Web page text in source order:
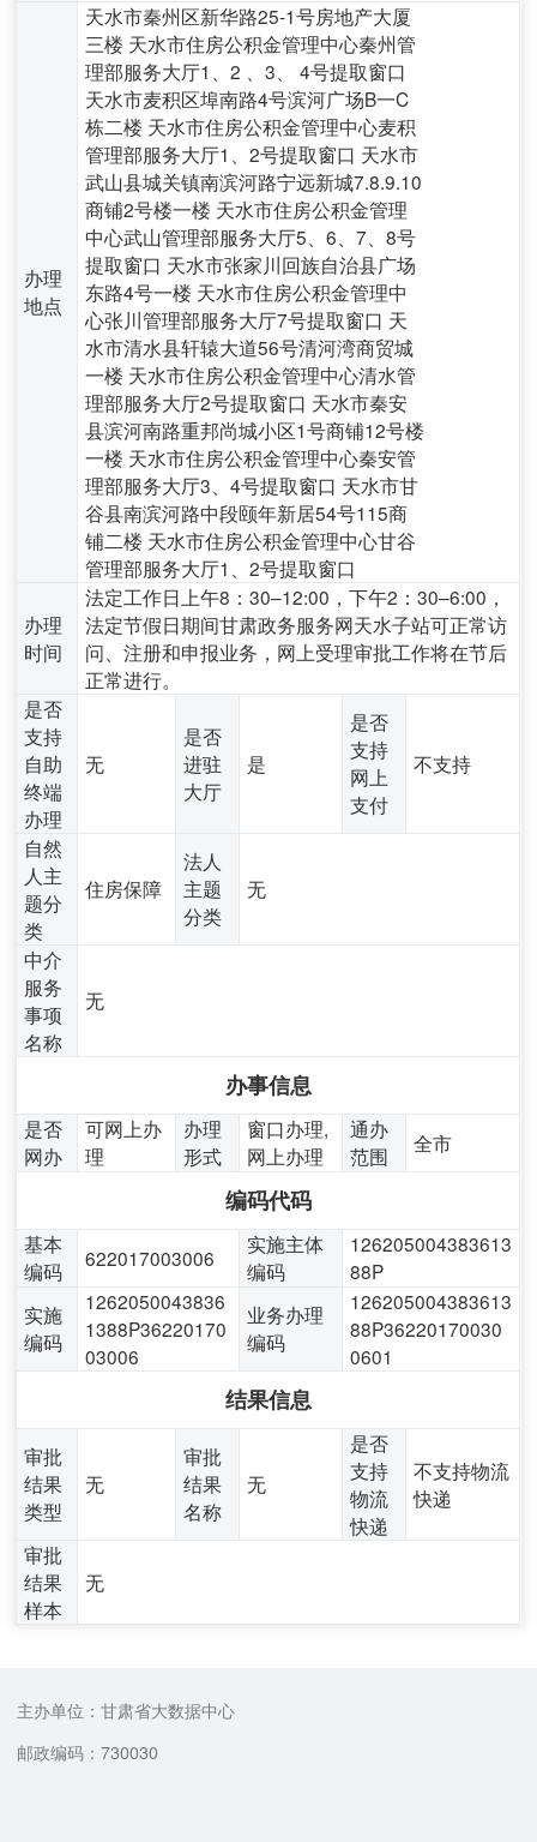
办理
地点
天水市秦州区新华路25-1号房地产大厦
三楼 天水市住房公积金管理中心秦州管
理部服务大厅1、2 、3、 4号提取窗口
天水市麦积区埠南路4号滨河广场B一C
栋二楼 天水市住房公积金管理中心麦积
管理部服务大厅1、2号提取窗口 天水市
武山县城关镇南滨河路宁远新城7.8.9.10
商铺2号楼一楼 天水市住房公积金管理
中心武山管理部服务大厅5、6、7、8号
提取窗口 天水市张家川回族自治县广场
东路4号一楼 天水市住房公积金管理中
心张川管理部服务大厅7号提取窗口 天
水市清水县轩辕大道56号清河湾商贸城
一楼 天水市住房公积金管理中心清水管
理部服务大厅2号提取窗口 天水市秦安
县滨河南路重邦尚城小区1号商铺12号楼
一楼 天水市住房公积金管理中心秦安管
理部服务大厅3、4号提取窗口 天水市甘
谷县南滨河路中段颐年新居54号115商
铺二楼 天水市住房公积金管理中心甘谷
管理部服务大厅1、2号提取窗口
办理
时间
法定工作日上午8：30–12:00，下午2：30–6:00，
法定节假日期间甘肃政务服务网天水子站可正常访
问、注册和申报业务，网上受理审批工作将在节后
正常进行。
是否
支持
自助
终端
办理
无
是否
进驻
大厅
是
是否
支持
网上
支付
不支持
自然
人主
题分
类
住房保障
法人
主题
分类
无
中介
服务
事项
名称
无
办事信息
是否
网办
可网上办
理
办理
形式
窗口办理,
网上办理
通办
范围
全市
编码代码
基本
编码
622017003006
实施主体
编码
126205004383613
88P
实施
编码
1262050043836
1388P36220170
03006
业务办理
编码
126205004383613
88P36220170030
0601
结果信息
审批
结果
类型
无
审批
结果
名称
无
是否
支持
物流
快递
不支持物流
快递
审批
结果
样本
无
主办单位：甘肃省大数据中心
邮政编码：730030